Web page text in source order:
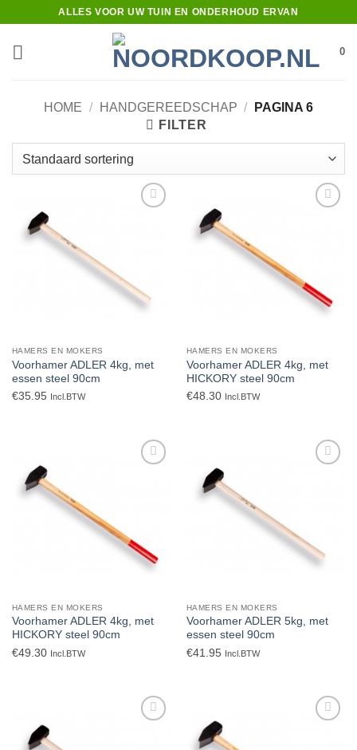
inhoud
ALLES VOOR UW TUIN EN ONDERHOUD ERVAN
0
HOME / HANDGEREEDSCHAP /
PAGINA 6
FILTER
HAMERS EN MOKERS
Voorhamer ADLER 4kg, met
essen steel 90cm
€35.95 Incl.BTW
HAMERS EN MOKERS
Voorhamer ADLER 4kg, met
HICKORY steel 90cm
€48.30 Incl.BTW
HAMERS EN MOKERS
Voorhamer ADLER 4kg, met
HICKORY steel 90cm
€49.30 Incl.BTW
HAMERS EN MOKERS
Voorhamer ADLER 5kg, met
essen steel 90cm
€41.95 Incl.BTW